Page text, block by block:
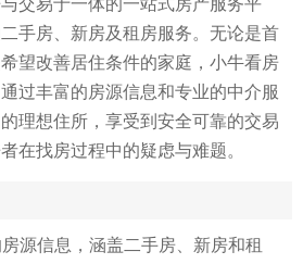
交易于一体的一站式房产服务平
手房、新房及租房服务。无论是首
望改善居住条件的家庭，小牛看房
过丰富的房源信息和专业的中介服
理想住所，享受到安全可靠的交易
在找房过程中的疑虑与难题。
源信息，涵盖二手房、新房和租